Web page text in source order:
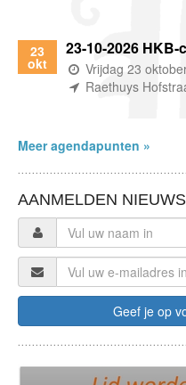
23
okt
23-10-2026 HKB-
(wanneer)
Vrijdag 23
(waar)
Raethuys
Meer agendapunten »
AANMELDEN